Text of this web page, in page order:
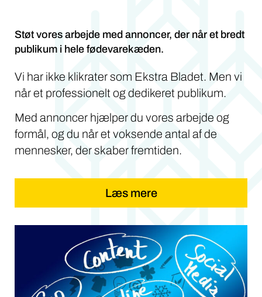
Støt vores arbejde med annoncer, der når et bredt
publikum i hele fødevarekæden.
Vi har ikke klikrater som Ekstra Bladet. Men vi
når et professionelt og dedikeret publikum.
Med annoncer hjælper du vores arbejde og
formål, og du når et voksende antal af de
mennesker, der skaber fremtiden.
Læs mere